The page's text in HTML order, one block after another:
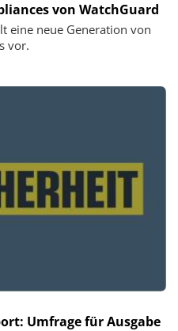
von WatchGuard
eine neue Generation von
vor.
Umfrage für Ausgabe